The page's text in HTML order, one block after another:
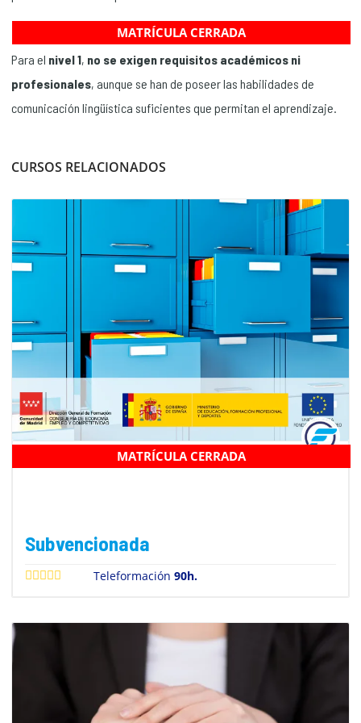
Para el nivel 1, no se exigen requisitos académicos ni
profesionales, aunque se han de poseer las habilidades de
comunicación lingüística suficientes que permitan el aprendizaje.
CURSOS RELACIONADOS
GRABACIÓN DE DATOS MF0973_1
Subvencionada
MATRÍCULA CERRADA
Teleformación90h.
MATRÍCULA CERRADA